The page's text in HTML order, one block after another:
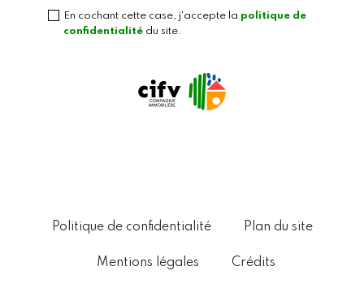
En cochant cette case, j'accepte la politique de
confidentialité du site.
Politique de confidentialité Plan du site
Mentions légales Crédits